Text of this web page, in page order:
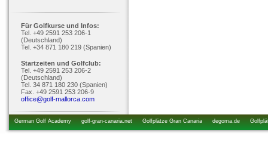
Für Golfkurse und Infos:
Tel. +49 2591 253 206-1
(Deutschland)
Tel. +34 871 180 219 (Spanien)
Startzeiten und Golfclub:
Tel. +49 2591 253 206-2
(Deutschland)
Tel. 34 871 180 230 (Spanien)
Fax. +49 2591 253 206-9
office@golf-mallorca.com
German Golf Academy golf-gran-canaria.net Golfplätze Gran Canaria degoma.de
startzeiten.de golfkurs-urlaub.de